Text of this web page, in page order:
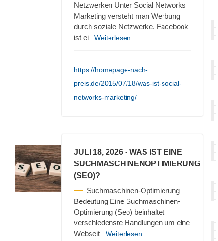
Netzwerken Unter Social Networks
Marketing versteht man Werbung
durch soziale Netzwerke. Facebook
ist ei ...Weiterlesen
https://homepage-nach-
preis.de/2015/07/18/was-ist-social-
networks-marketing/
JULI 18, 2026 - WAS IST EINE
SUCHMASCHINENOPTIMIERUNG
(SEO)?
Suchmaschinen-Optimierung
Bedeutung Eine Suchmaschinen-
Optimierung (Seo) beinhaltet
verschiedenste Handlungen um eine
Webseit ...Weiterlesen